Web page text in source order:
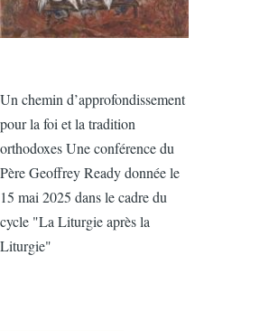
Un chemin d’approfondissement
pour la foi et la tradition
orthodoxes Une conférence du
Père Geoffrey Ready donnée le
15 mai 2025 dans le cadre du
cycle "La Liturgie après la
Liturgie"